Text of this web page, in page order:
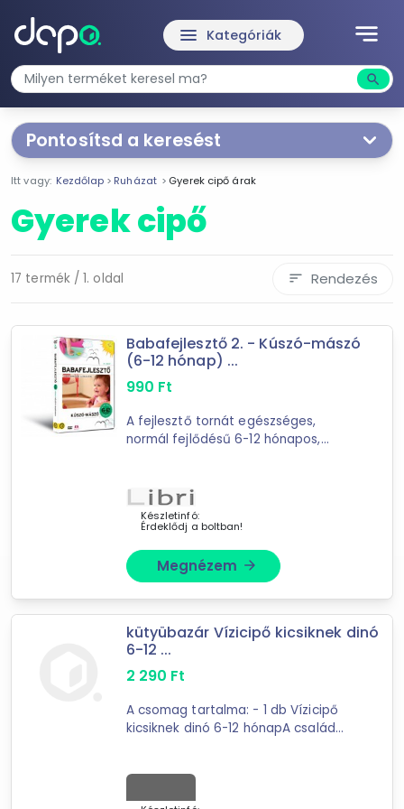
notes
menu Kategóriák
search
Pontosítsd a keresést
Segítünk a keresésben!
Válaszd ki a jellemzőketTe magad!
Ár szűrése
610 Ft 4 490 Ft
-
találat
tovább válogatok »
Itt vagy: Kezdőlap Ruházat Gyerek cipő árak
Gyerek cipő
17 termék / 1. oldal sort Rendezés
Babafejlesztő 2. - Kúszó-mászó
(6-12 hónap) ...
990 Ft
A fejlesztő tornát egészséges,
normál fejlődésű 6-12 hónapos,
elsősorban a mozgás-és ...
Készletinfó:
Érdeklődj a boltban!
Megnézem arrow_forward
kütyübazár Vízicipő kicsiknek dinó
6-12 ...
2 290 Ft
A csomag tartalma: - 1 db Vízicipő
kicsiknek dinó 6-12 hónapA család
Szerezz be egy vízicipőt ...